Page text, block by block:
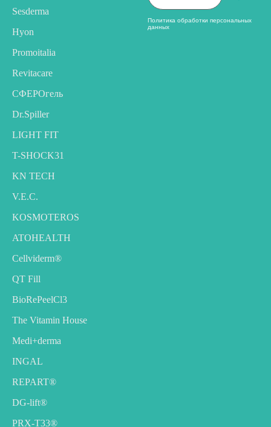
Sesderma
Hyon
Promoitalia
Revitacare
CФЕРОгель
Dr.Spiller
LIGHT FIT
T-SHOCK31
KN TECH
V.E.C.
KOSMOTEROS
ATOHEALTH
Cellviderm®
QT Fill
BioRePeelCl3
The Vitamin House
Medi+derma
INGAL
REPART®
DG-lift®️
PRX-T33®
Политика обработки персональных
данных